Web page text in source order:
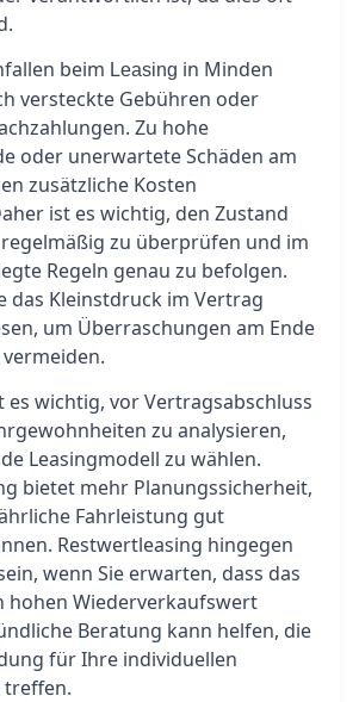
beim Leasing in Minden
versteckte Gebühren oder
Zu hohe
oder unerwartete Schäden am
zusätzliche Kosten
ist es wichtig, den Zustand
zu überprüfen und im
Regeln genau zu befolgen.
das Kleinstdruck im Vertrag
um Überraschungen am Ende
es wichtig, vor Vertragsabschluss
zu analysieren,
Leasingmodell zu wählen.
bietet mehr Planungssicherheit,
Fahrleistung gut
Restwertleasing hingegen
wenn Sie erwarten, dass das
hohen Wiederverkaufswert
Beratung kann helfen, die
für Ihre individuellen
treffen.